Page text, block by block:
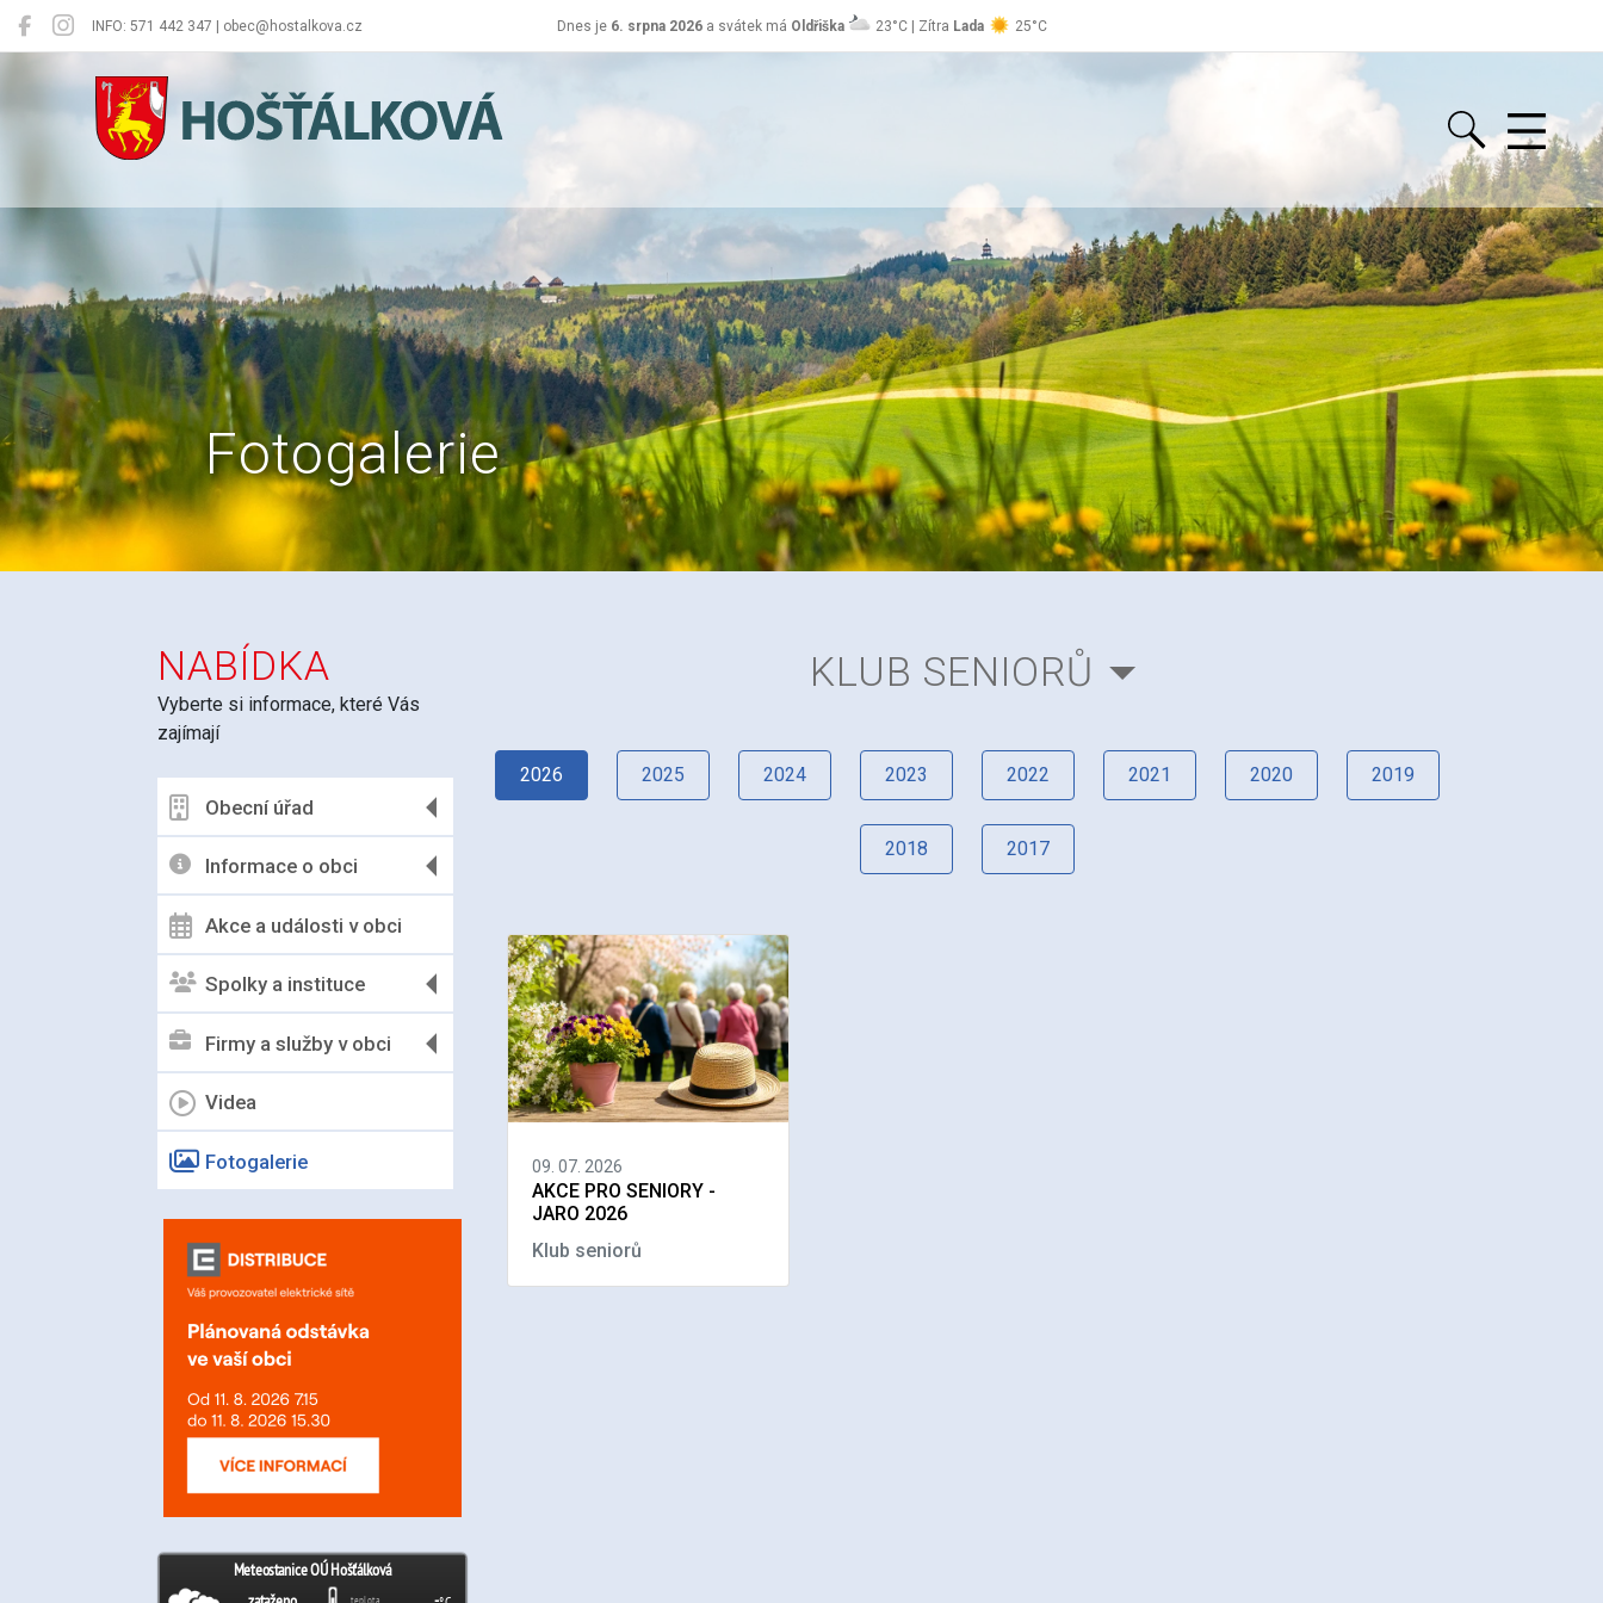
INFO: 571 442 347 | obec@hostalkova.cz Dnes je 6. srpna 2026a svátek má Oldřiška 23°C | Zítra Lada 25°C
Hošťálková
Fotogalerie
NABÍDKA
Vyberte si informace, které Vás
zajímají
Obecní úřad
Informace o obci
Akce a události v obci
Spolky a instituce
Firmy a služby v obci
Videa
Fotogalerie
KLUB SENIORŮ
2026 2025 2024 2023 2022 2021 2020 2019
2018 2017
09. 07. 2026
AKCE PRO SENIORY -
JARO 2026
Klub seniorů